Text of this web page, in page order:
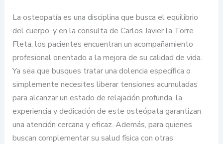
La osteopatía es una disciplina que busca el equilibrio
del cuerpo, y en la consulta de Carlos Javier la Torre
Fleta, los pacientes encuentran un acompañamiento
profesional orientado a la mejora de su calidad de vida.
Ya sea que busques tratar una dolencia específica o
simplemente necesites liberar tensiones acumuladas
para alcanzar un estado de relajación profunda, la
experiencia y dedicación de este osteópata garantizan
una atención cercana y eficaz. Además, para quienes
buscan complementar su salud física con otras